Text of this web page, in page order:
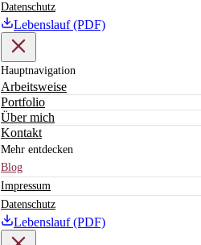
Datenschutz
Lebenslauf (PDF)
Hauptnavigation
Arbeitsweise
Portfolio
Über mich
Kontakt
Mehr entdecken
Blog
Impressum
Datenschutz
Lebenslauf (PDF)